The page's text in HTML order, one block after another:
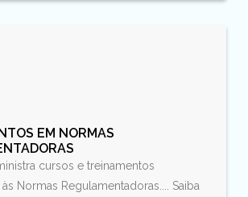
EM NORMAS
cursos e treinamentos
Normas Regulamentadoras.... Saiba